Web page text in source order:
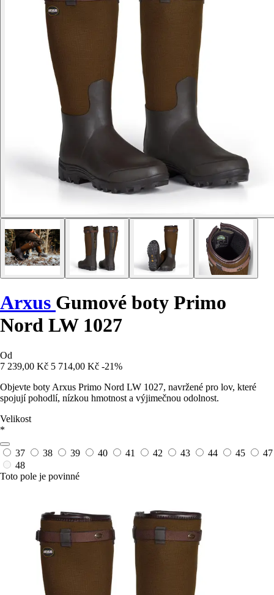
Arxus Gumové boty Primo
Nord LW 1027
Od
7 239,00 Kč 5 714,00 Kč -21%
Objevte boty Arxus Primo Nord LW 1027, navržené pro lov, které
spojují pohodlí, nízkou hmotnost a výjimečnou odolnost.
Velikost
*
37 38 39 40 41 42 43 44 45
47
48
Toto pole je povinné